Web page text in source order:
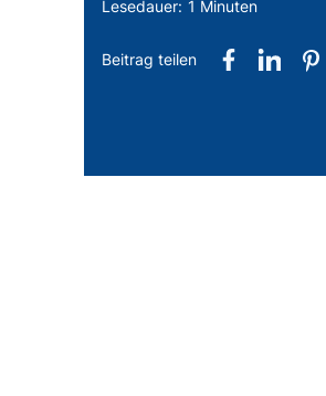
Lesedauer: 1 Minuten